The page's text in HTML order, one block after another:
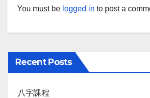
You must be logged in to post a
Recent Posts
八字課程